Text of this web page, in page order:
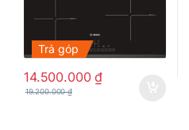
Trả góp
14.500.000₫
19.200.000₫